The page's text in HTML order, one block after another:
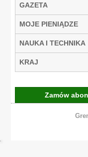
GAZETA
MOJE PIENIĄDZE
NAUKA I TECHNIKA
KRAJ
Zamów